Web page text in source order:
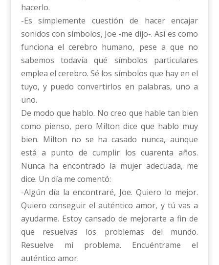
hacerlo.
-Es simplemente cuestión de hacer encajar
sonidos con símbolos, Joe -me dijo-. Así es como
funciona el cerebro humano, pese a que no
sabemos todavía qué símbolos particulares
emplea el cerebro. Sé los símbolos que hay en el
tuyo, y puedo convertirlos en palabras, uno a
uno.
De modo que hablo. No creo que hable tan bien
como pienso, pero Milton dice que hablo muy
bien. Milton no se ha casado nunca, aunque
está a punto de cumplir los cuarenta años.
Nunca ha encontrado la mujer adecuada, me
dice. Un día me comentó:
-Algún día la encontraré, Joe. Quiero lo mejor.
Quiero conseguir el auténtico amor, y tú vas a
ayudarme. Estoy cansado de mejorarte a fin de
que resuelvas los problemas del mundo.
Resuelve mi problema. Encuéntrame el
auténtico amor.